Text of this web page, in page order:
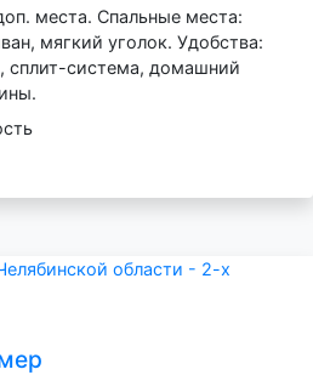
места. Спальные места:
мягкий уголок. Удобства:
сплит-система, домашний